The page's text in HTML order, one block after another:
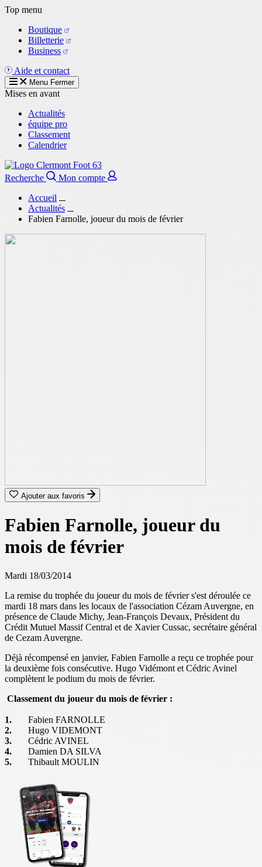
Aller
contenu
principal
Top menu
Boutique
Billetterie
Business
Aide et contact
Menu Fermer
Mises en avant
Actualités
équipe pro
Classement
Calendrier
Recherche
Mon compte
Accueil
Actualités
Fabien Farnolle, joueur du mois de février
Ajouter aux favoris
Fabien Farnolle, joueur du
mois de février
Mardi 18/03/2014
La remise du trophée du joueur du mois de février s'est déroulée ce
mardi 18 mars dans les locaux de l'association Cézam Auvergne, en
présence de Claude Michy, Jean-François Devaux, Président du
Crédit Mutuel Massif Central et de Xavier Cussac, secrétaire général
de Cezam Auvergne.
Déjà récompensé en janvier, Fabien Farnolle a reçu ce trophée pour
la deuxième fois consécutive. Hugo Vidémont et Cédric Avinel
complètent le podium du mois de février.
Classement du joueur du mois de février :
1. Fabien FARNOLLE
2.
Hugo VIDEMONT
3.
Cédric AVINEL
4.
Damien DA SILVA
5.
Thibault MOULIN